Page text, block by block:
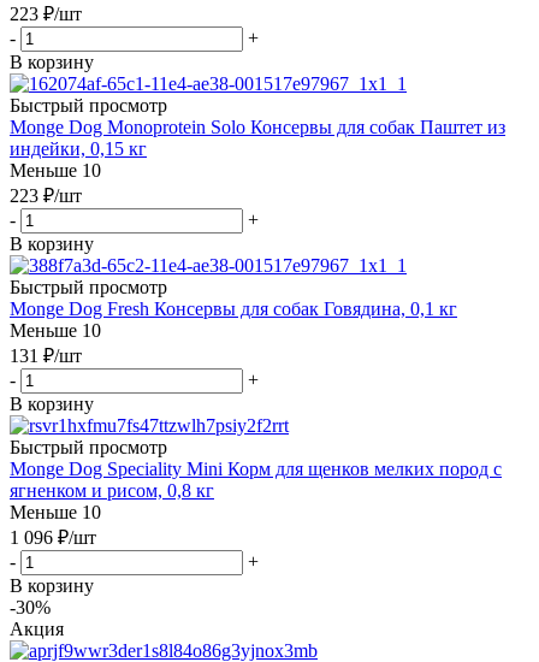
223 ₽/шт
-
+
В корзину
Быстрый просмотр
Monge Dog Monoprotein Solo Консервы для собак Паштет из
индейки, 0,15 кг
Меньше 10
223 ₽/шт
-
+
В корзину
Быстрый просмотр
Monge Dog Fresh Консервы для собак Говядина, 0,1 кг
Меньше 10
131 ₽/шт
-
+
В корзину
Быстрый просмотр
Monge Dog Speciality Mini Корм для щенков мелких пород с
ягненком и рисом, 0,8 кг
Меньше 10
1 096 ₽/шт
-
+
В корзину
-30%
Акция